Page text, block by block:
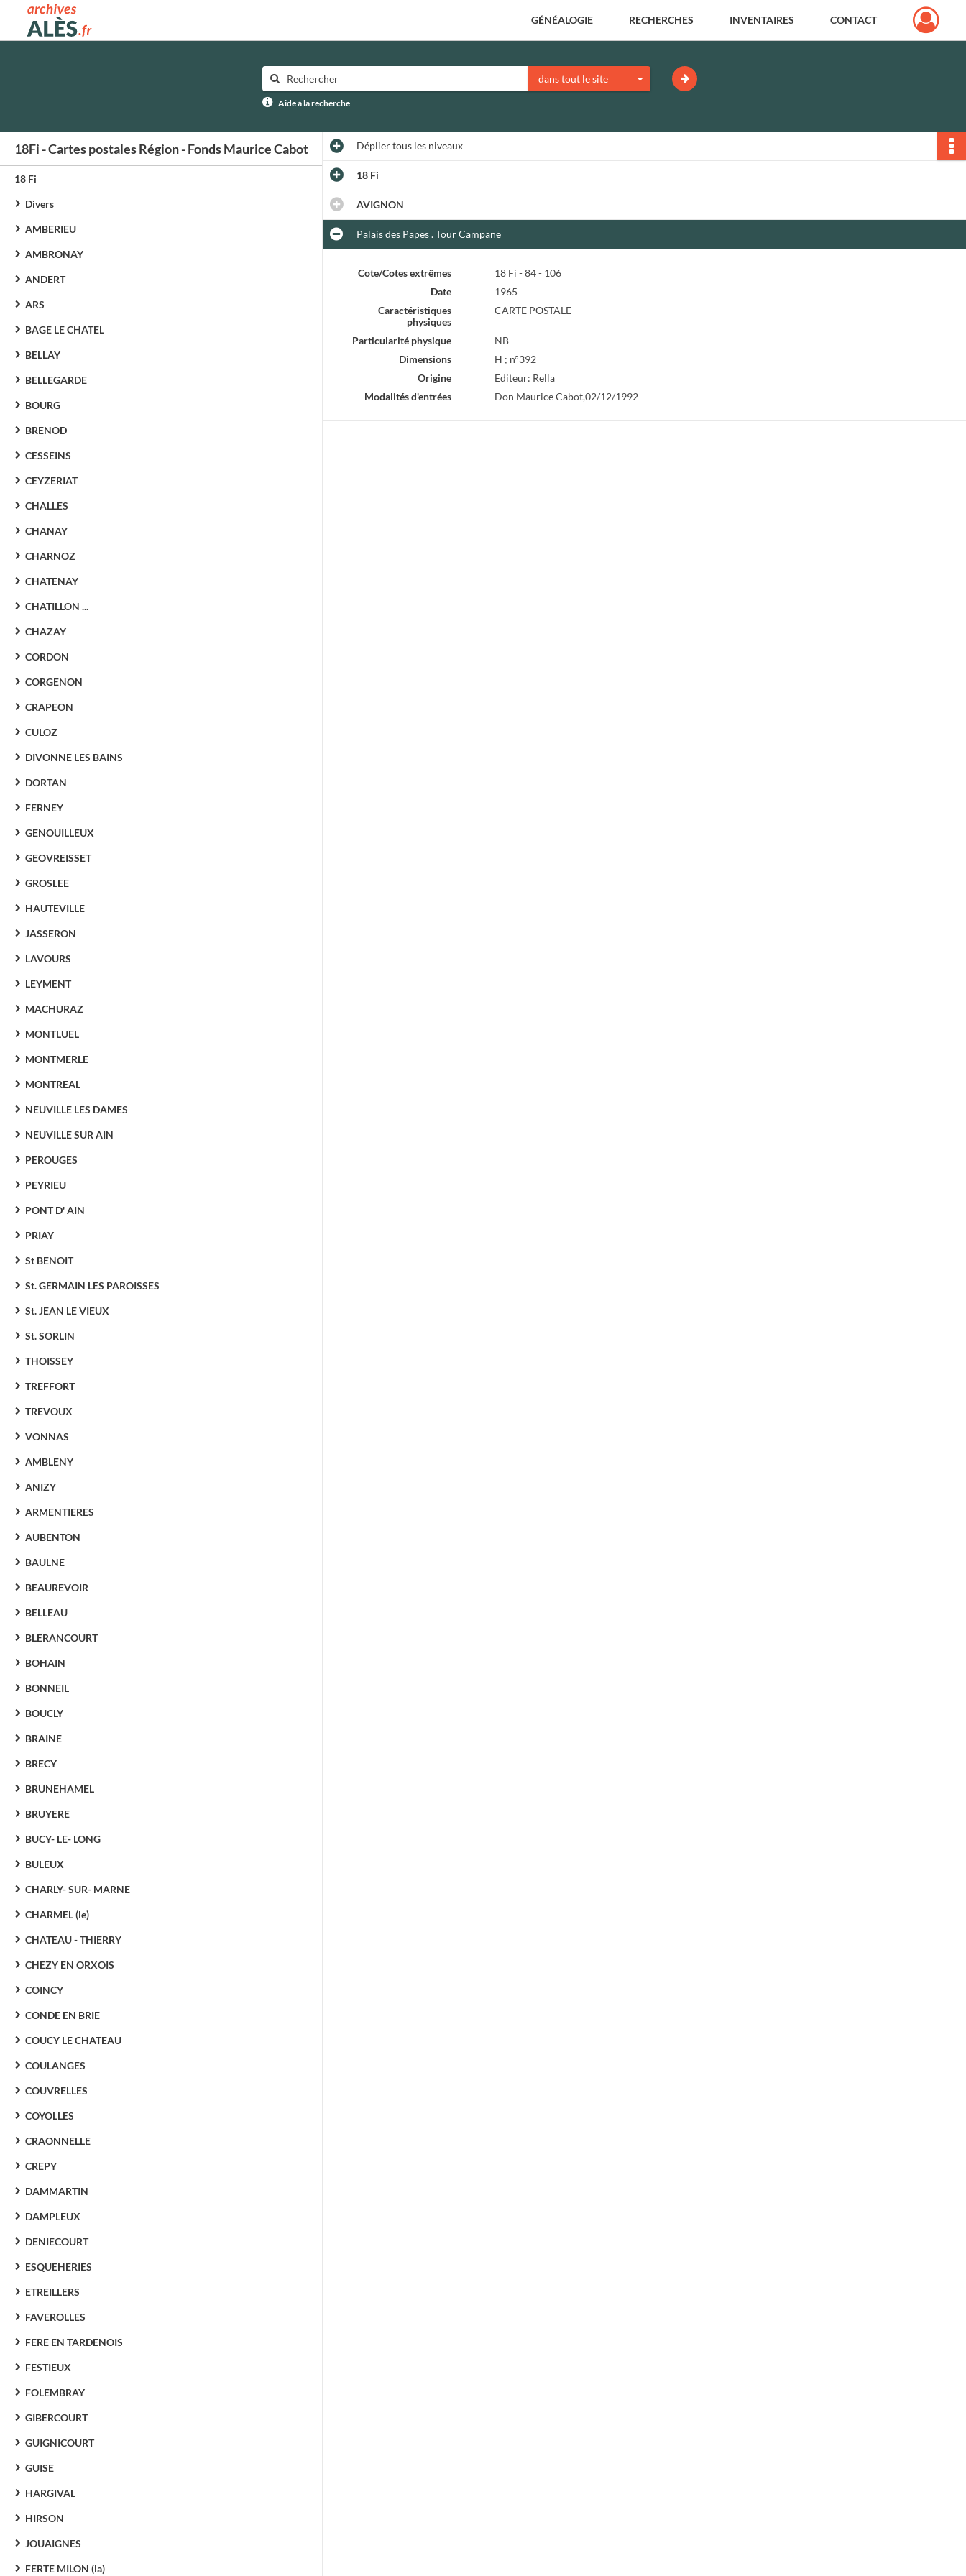
Archives municipales d'Alès GÉNÉALOGIE RECHERCHES INVENTAIRES CONTACT
dans tout le site
Aide à la recherche
18Fi - Cartes postales Région - Fonds Maurice Cabot
18 Fi
Divers
AMBERIEU
AMBRONAY
ANDERT
ARS
BAGE LE CHATEL
BELLAY
BELLEGARDE
BOURG
BRENOD
CESSEINS
CEYZERIAT
CHALLES
CHANAY
CHARNOZ
CHATENAY
CHATILLON ...
CHAZAY
CORDON
CORGENON
CRAPEON
CULOZ
DIVONNE LES BAINS
DORTAN
FERNEY
GENOUILLEUX
GEOVREISSET
GROSLEE
HAUTEVILLE
JASSERON
LAVOURS
LEYMENT
MACHURAZ
MONTLUEL
MONTMERLE
MONTREAL
NEUVILLE LES DAMES
NEUVILLE SUR AIN
PEROUGES
PEYRIEU
PONT D' AIN
PRIAY
St BENOIT
St. GERMAIN LES PAROISSES
St. JEAN LE VIEUX
St. SORLIN
THOISSEY
TREFFORT
TREVOUX
VONNAS
AMBLENY
ANIZY
ARMENTIERES
AUBENTON
BAULNE
BEAUREVOIR
BELLEAU
BLERANCOURT
BOHAIN
BONNEIL
BOUCLY
BRAINE
BRECY
BRUNEHAMEL
BRUYERE
BUCY- LE- LONG
BULEUX
CHARLY- SUR- MARNE
CHARMEL (le)
CHATEAU - THIERRY
CHEZY EN ORXOIS
COINCY
CONDE EN BRIE
COUCY LE CHATEAU
COULANGES
COUVRELLES
COYOLLES
CRAONNELLE
CREPY
DAMMARTIN
DAMPLEUX
DENIECOURT
ESQUEHERIES
ETREILLERS
FAVEROLLES
FERE EN TARDENOIS
FESTIEUX
FOLEMBRAY
GIBERCOURT
GUIGNICOURT
GUISE
HARGIVAL
HIRSON
JOUAIGNES
FERTE MILON (la)
Dépliertous les niveaux
18 Fi
AVIGNON
Palais des Papes . Tour Campane
Cote/Cotes extrêmes
18 Fi - 84 - 106
Date
1965
Caractéristiques
physiques
CARTE POSTALE
Particularité physique
NB
Dimensions
H ; n°392
Origine
Editeur: Rella
Modalités d'entrées
Don Maurice Cabot,02/12/1992